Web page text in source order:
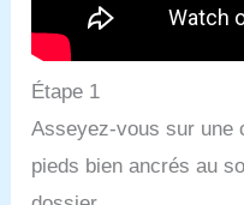
Étape 1
Asseyez-vous sur une
pieds bien ancrés au